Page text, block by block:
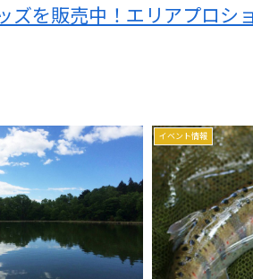
ズを販売中！エリアプロシ
イベント情報